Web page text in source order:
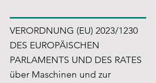
VERORDNUNG (EU) 2023/1230
DES EUROPÄISCHEN
PARLAMENTS UND DES RATES
über Maschinen und zur